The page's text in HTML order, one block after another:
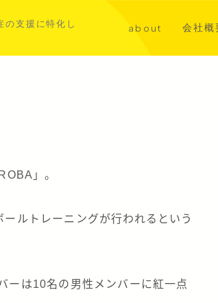
の支援に特化し
about 会社概
共同事
」。
ルトレーニングが行われるという
ーは10名の男性メンバーに紅一点